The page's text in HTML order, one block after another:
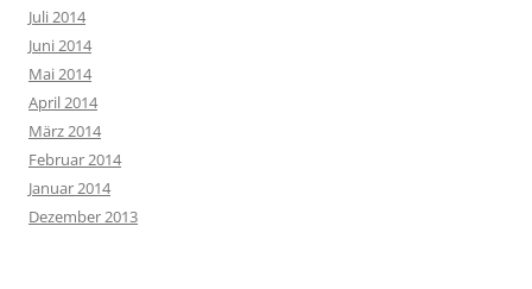
Juli 2014
Juni 2014
Mai 2014
April 2014
März 2014
Februar 2014
Januar 2014
Dezember 2013